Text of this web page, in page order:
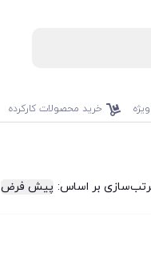
خرید محصولات کارکرده
بر اساس: پیش فرض